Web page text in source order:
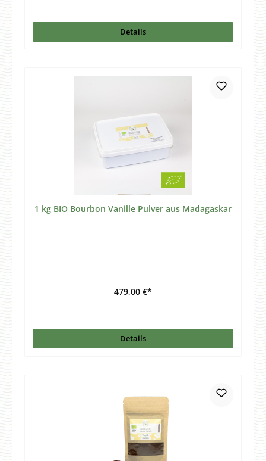
Details
1 kg BIO Bourbon Vanille Pulver aus Madagaskar
479,00 €*
Details